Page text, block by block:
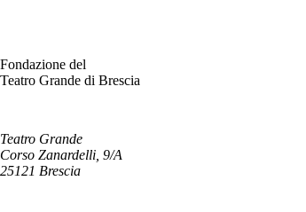
Fondazione del
Teatro Grande di Brescia
Teatro Grande
Corso Zanardelli, 9/A
25121 Brescia